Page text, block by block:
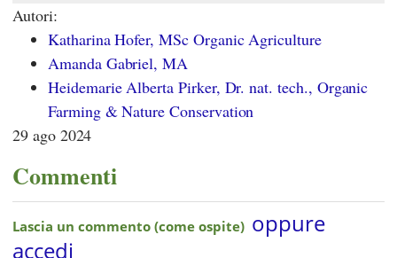
Autori:
Katharina Hofer, MSc Organic Agriculture
Amanda Gabriel, MA
Heidemarie Alberta Pirker, Dr. nat. tech., Organic
Farming & Nature Conservation
29 ago 2024
Commenti